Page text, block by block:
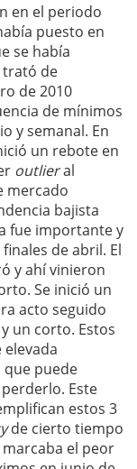
en el periodo
puesto en
se había
trató de
de 2010
de mínimos
y semanal. En
un rebote en
outlieral
mercado
bajista
fue importante y
de abril. El
y ahí vinieron
Se inició un
acto seguido
un corto. Estos
puede
Este
estos 3
de cierto tiempo
el peor